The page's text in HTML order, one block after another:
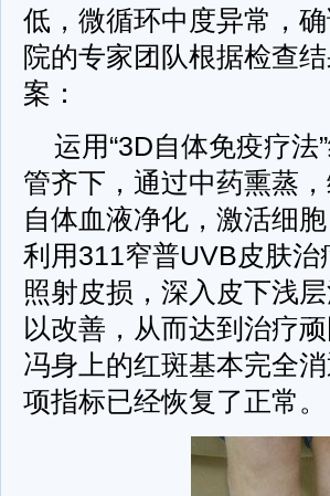
低，微循环中度异常，
院的专家团队根据检查
案：
运用“3D自体免疫疗
管齐下，通过中药熏蒸
自体血液净化，激活细
利用311窄普UVB皮肤
照射皮损，深入皮下浅
以改善，从而达到治疗
冯身上的红斑基本完全
项指标已经恢复了正常。